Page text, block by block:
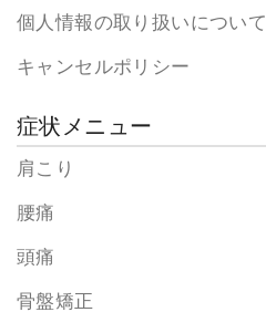
個人情報の取り扱いについて
キャンセルポリシー
症状メニュー
肩こり
腰痛
頭痛
骨盤矯正